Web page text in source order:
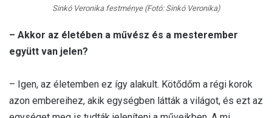
Sinkó Veronika festménye (Fotó: Sinkó Veronika)
– Akkor az életében a művész és a mesterember
együtt van jelen?
– Igen, az életemben ez így alakult. Kötődőm a régi korok
azon embereihez, akik egységben látták a világot, és ezt az